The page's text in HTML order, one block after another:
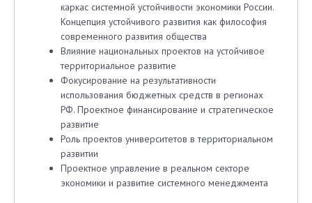
каркас системной устойчивости экономики России.
Концепция устойчивого развития как философия
современного развития общества
Влияние национальных проектов на устойчивое
территориальное развитие
Фокусирование на результативности
использования бюджетных средств в регионах
РФ. Проектное финансирование и стратегическое
развитие
Роль проектов университетов в территориальном
развитии
Проектное управление в реальном секторе
экономики и развитие системного менеджмента